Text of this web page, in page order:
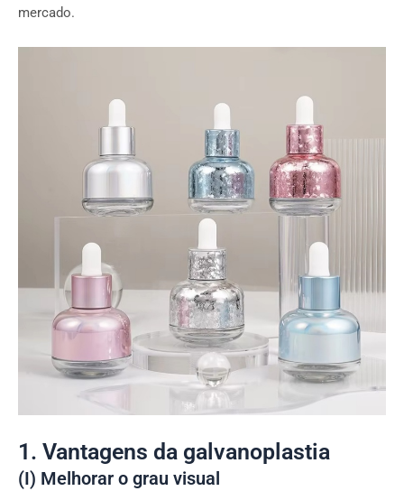
mercado.
1. Vantagens da galvanoplastia
(I) Melhorar o grau visual